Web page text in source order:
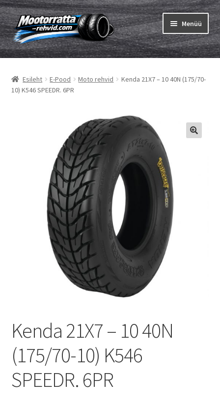
Liigu
navigeerimisele
Liigu
sisu
juurde
Menüü
Rehvid
Ava
Sisekumm
Ava
Ava
Esileht E-Pood Moto rehvid
Kenda 21X7 – 10 40N (175/70-
10) K546 SPEEDR. 6PR
Kenda 21X7 – 10 40N
(175/70-10) K546
SPEEDR. 6PR